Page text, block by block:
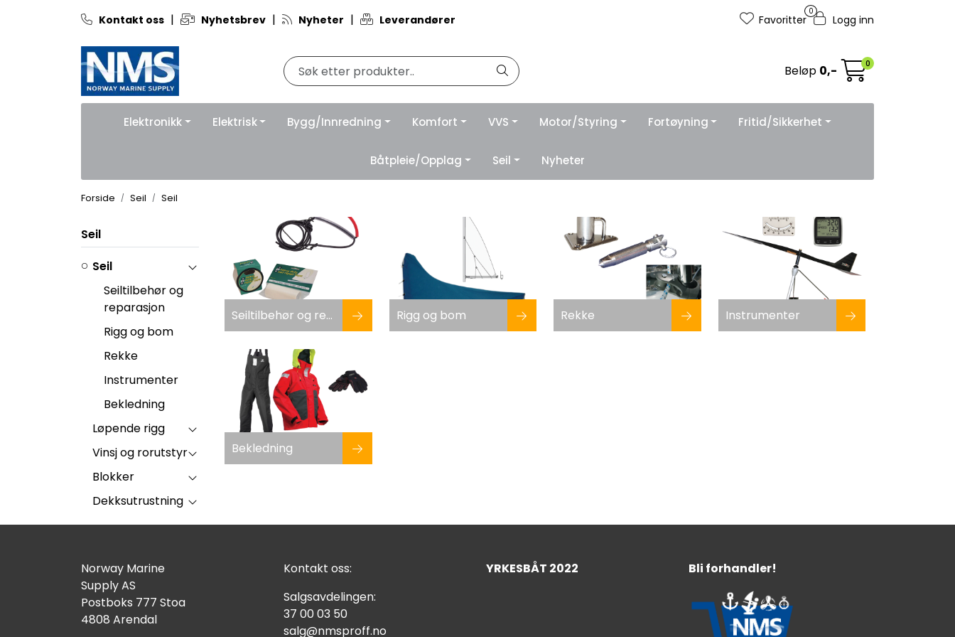
Kontakt oss | Nyhetsbrev | Nyheter | Leverandører
0
Favoritter Logg inn
Beløp 0,- 0
Elektronikk Elektrisk Bygg/Innredning Komfort VVS Motor/Styring Fortøyning Fritid/Sikkerhet
Båtpleie/Opplag Seil Nyheter
Forside Seil Seil
Seil
Seil
Seiltilbehør og
reparasjon
Rigg og bom
Rekke
Instrumenter
Bekledning
Løpende rigg
Vinsj og rorutstyr
Blokker
Dekksutrustning
Seiltilbehør og reparasjon Rigg og bom Rekke Instrumenter
Bekledning
Norway Marine
Supply AS
Postboks 777 Stoa
4808 Arendal
Kontakt oss:
Salgsavdelingen:
37 00 03 50
salg@nmsproff.no
YRKESBÅT 2022 Bli forhandler!